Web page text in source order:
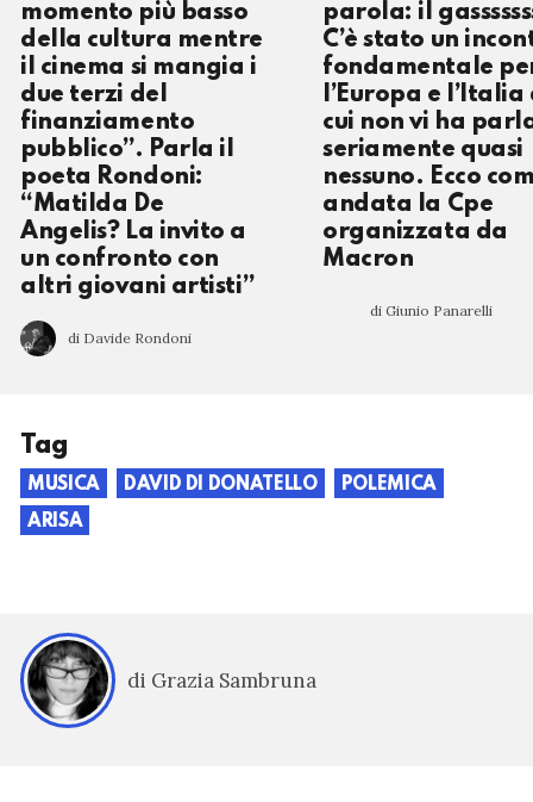
momento più basso
della cultura mentre
il cinema si mangia i
due terzi del
finanziamento
pubblico”. Parla il
poeta Rondoni:
“Matilda De
Angelis? La invito a
un confronto con
altri giovani artisti”
di Davide Rondoni
parola: il
C’è stato un
fondamentale
l’Europa e l’Italia
cui non vi ha
seriamente quasi
nessuno. Ecco
andata la Cpe
organizzata da
Macron
di Giunio Panarelli
Tag
MUSICA DAVID DI DONATELLO
POLEMICA
ARISA
di Grazia Sambruna